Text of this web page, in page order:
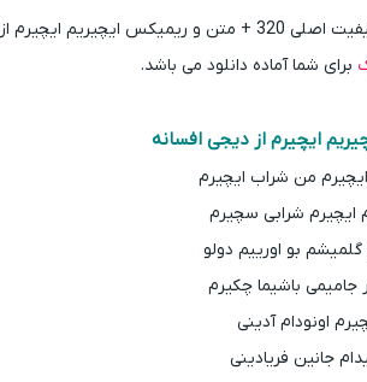
دانلود آهنگ جدید دیجی افسانه با کیفیت اصلی 320 + متن و ریمیکس ایچیریم ایچیرم از
برای شما آماده دانلود می باشد.
ایچیرم از دیجی افسانه
من شراب ایچیرم
ایچیرم شرابی سچیرم
گلمیشم بو اورییم دولو
جامیمی باشیما چکیرم
اونودام آدینی
جانین فریادینی